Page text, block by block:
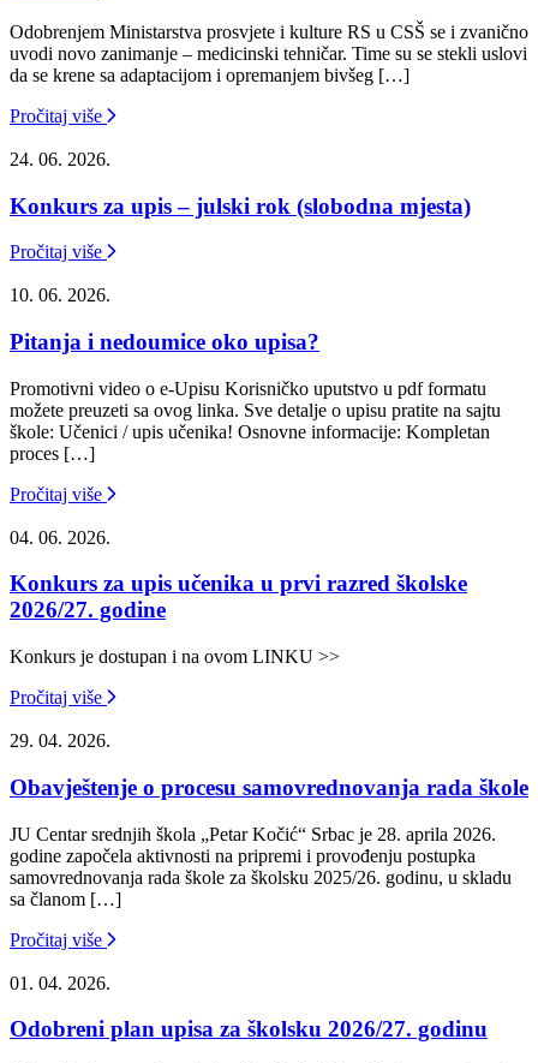
Odobrenjem Ministarstva prosvjete i kulture RS u CSŠ se i zvanično
uvodi novo zanimanje – medicinski tehničar. Time su se stekli uslovi
da se krene sa adaptacijom i opremanjem bivšeg […]
Pročitaj više
24. 06. 2026.
Konkurs za upis – julski rok (slobodna mjesta)
Pročitaj više
10. 06. 2026.
Pitanja i nedoumice oko upisa?
Promotivni video o e-Upisu Korisničko uputstvo u pdf formatu
možete preuzeti sa ovog linka. Sve detalje o upisu pratite na sajtu
škole: Učenici / upis učenika! Osnovne informacije: Kompletan
proces […]
Pročitaj više
04. 06. 2026.
Konkurs za upis učenika u prvi razred školske
2026/27. godine
Konkurs je dostupan i na ovom LINKU >>
Pročitaj više
29. 04. 2026.
Obavještenje o procesu samovrednovanja rada škole
JU Centar srednjih škola „Petar Kočić“ Srbac je 28. aprila 2026.
godine započela aktivnosti na pripremi i provođenju postupka
samovrednovanja rada škole za školsku 2025/26. godinu, u skladu
sa članom […]
Pročitaj više
01. 04. 2026.
Odobreni plan upisa za školsku 2026/27. godinu